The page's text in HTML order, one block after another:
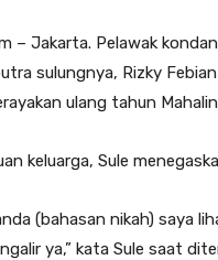
– Jakarta. Pelawak
sulungnya, Rizky
ulang tahun
keluarga, Sule
(bahasan nikah) saya
ya,” kata Sule saat